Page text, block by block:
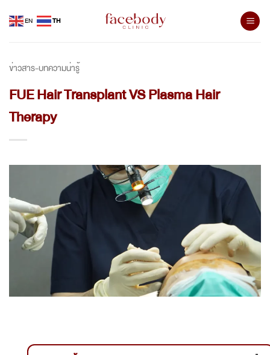
EN TH
ข่าวสาร-บทความน่ารู้
FUE Hair Transplant VS Plasma Hair
Therapy